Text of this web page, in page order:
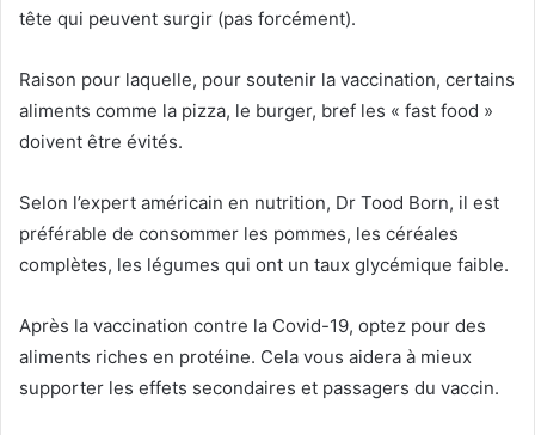
tête qui peuvent surgir (pas forcément).
Raison pour laquelle, pour soutenir la vaccination, certains
aliments comme la pizza, le burger, bref les « fast food »
doivent être évités.
Selon l’expert américain en nutrition, Dr Tood Born, il est
préférable de consommer les pommes, les céréales
complètes, les légumes qui ont un taux glycémique faible.
Après la vaccination contre la Covid-19, optez pour des
aliments riches en protéine. Cela vous aidera à mieux
supporter les effets secondaires et passagers du vaccin.